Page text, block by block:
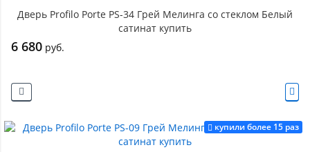
Дверь Profilo Porte PS-34 Грей Мелинга со стеклом Белый
сатинат купить
6 680 руб.
купили более 15 раз